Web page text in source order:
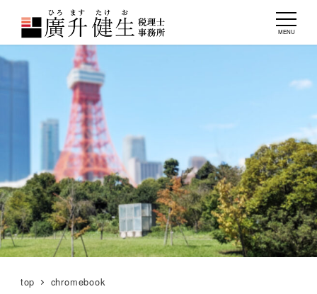
MENU
top chromebook